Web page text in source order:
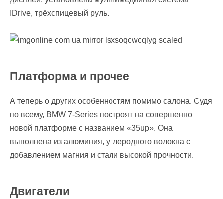
IDrive, трёхспицевый руль.
Платформа и прочее
А теперь о других особенностям помимо салона. Судя
по всему, BMW 7-Series построят на совершенно
новой платформе с названием «35up». Она
выполнена из алюминия, углеродного волокна с
добавлением магния и стали высокой прочности.
Двигатели